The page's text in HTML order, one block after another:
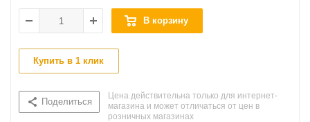
В корзину
Купить в 1 клик
Поделиться
Цена действительна только для интернет-
магазина и может отличаться от цен в
розничных магазинах